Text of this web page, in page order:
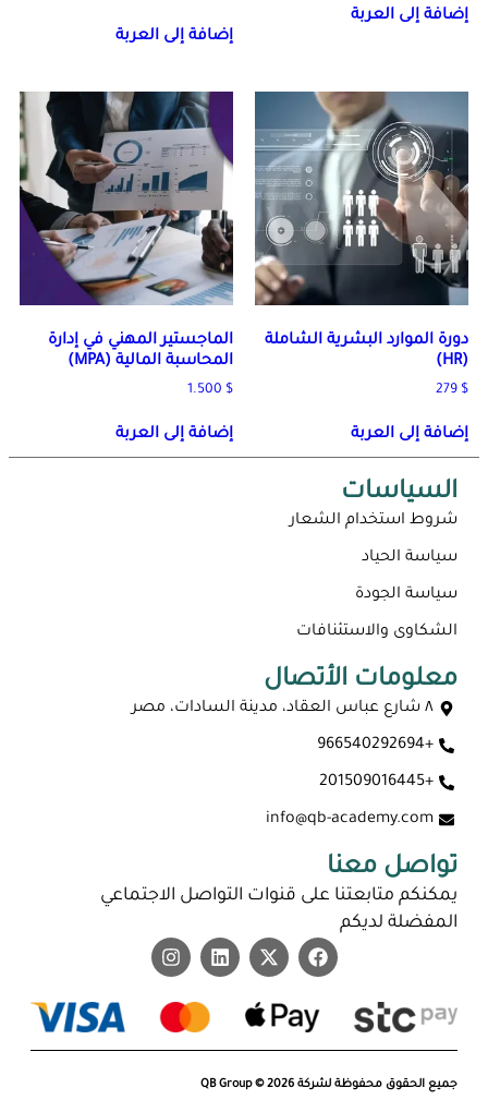
إضافة إلى العربة
إضافة إلى العربة
دورة الموارد البشرية الشاملة
(HR)
279 $
إضافة إلى العربة
الماجستير المهني في إدارة
المحاسبة المالية (MPA)
1.500 $
إضافة إلى العربة
السياسات
شروط استخدام الشعار
سياسة الحياد
سياسة الجودة
الشكاوى والاستئنافات
معلومات الأتصال
٨ شارع عباس العقاد، مدينة السادات، مصر
+966540292694
+201509016445
info@qb-academy.com
تواصل معنا
يمكنكم متابعتنا على قنوات التواصل الاجتماعي
المفضلة لديكم
جميع الحقوق محفوظة لشركة QB Group © 2026